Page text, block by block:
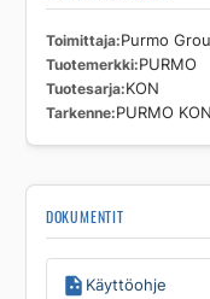
Toimittaja Purmo
Tuotemerkki PURMO
Tuotesarja KON
Tarkenne PURMO
DOKUMENTIT
Käyttöohje